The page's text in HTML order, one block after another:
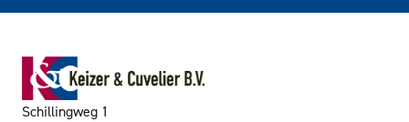
Schillingweg 1